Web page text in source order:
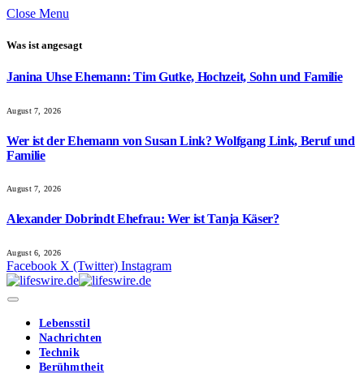
Close Menu
Was ist angesagt
Janina Uhse Ehemann: Tim Gutke, Hochzeit, Sohn und Familie
August 7, 2026
Wer ist der Ehemann von Susan Link? Wolfgang Link, Beruf und
Familie
August 7, 2026
Alexander Dobrindt Ehefrau: Wer ist Tanja Käser?
August 6, 2026
Facebook X (Twitter) Instagram
Lebensstil
Nachrichten
Technik
Berühmtheit